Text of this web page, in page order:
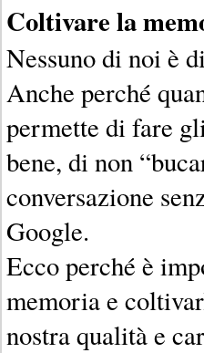
Coltivare la
Nessuno di noi è
Anche perché
permette di fare
bene, di non
conversazione
Google.
Ecco perché è
memoria e
nostra qualità e